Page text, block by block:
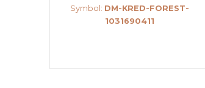
Symbol: DM-KRED-FOREST-
1031690411